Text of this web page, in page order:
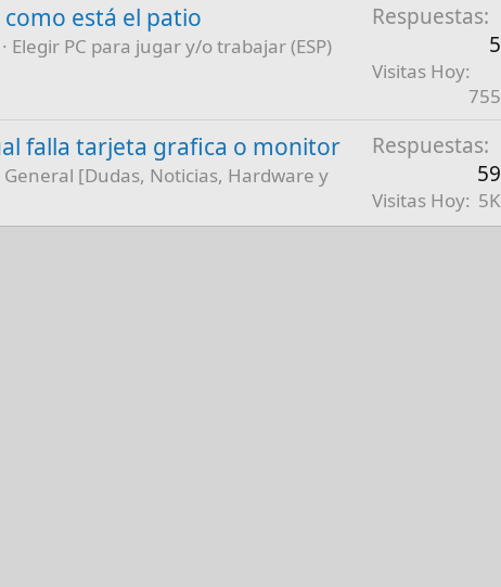
como está el patio
Elegir PC para jugar y/o trabajar (ESP)
Respuestas
5
Visitas Hoy
755
falla tarjeta grafica o monitor
General [Dudas, Noticias, Hardware y
Respuestas
59
Visitas Hoy 5K